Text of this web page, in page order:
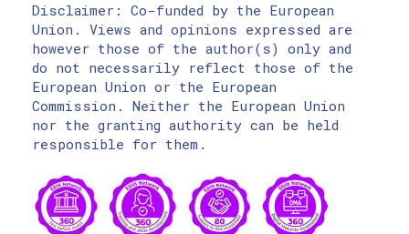
Disclaimer: Co-funded by the European
Union. Views and opinions expressed are
however those of the author(s) only and
do not necessarily reflect those of the
European Union or the European
Commission. Neither the European Union
nor the granting authority can be held
responsible for them.